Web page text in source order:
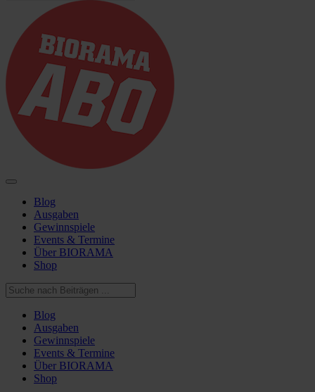
Blog
Ausgaben
Gewinnspiele
Events & Termine
Über BIORAMA
Shop
Blog
Ausgaben
Gewinnspiele
Events & Termine
Über BIORAMA
Shop